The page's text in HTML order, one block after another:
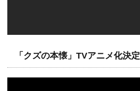
「クズの本懐」TVアニメ化決定